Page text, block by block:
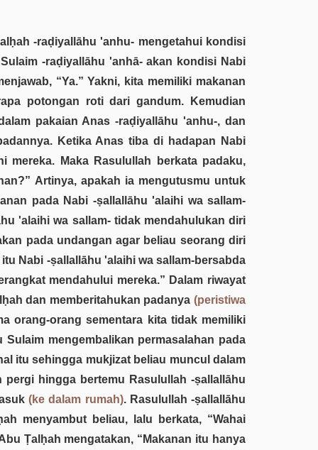
-raḍiyallāhu 'anhu- mengetahui kondisi
-raḍiyallāhu 'anhā- akan kondisi Nabi
“Ya.” Yakni, kita memiliki makanan
potongan roti dari gandum. Kemudian
pakaian Anas -raḍiyallāhu 'anhu-, dan
Ketika Anas tiba di hadapan Nabi
mereka. Maka Rasulullah berkata padaku,
Artinya, apakah ia mengutusmu untuk
pada Nabi -ṣallallāhu 'alaihi wa sallam-
'alaihi wa sallam- tidak mendahulukan diri
pada undangan agar beliau seorang diri
Nabi -ṣallallāhu 'alaihi wa sallam-bersabda
mendahului mereka.” Dalam riwayat
dan memberitahukan padanya (peristiwa
orang-orang sementara kita tidak memiliki
mengembalikan permasalahan pada
itu sehingga mukjizat beliau muncul dalam
hingga bertemu Rasulullah -ṣallallāhu
(ke dalam rumah). Rasulullah -ṣallallāhu
menyambut beliau, lalu berkata, “Wahai
Ṭalḥah mengatakan, “Makanan itu hanya